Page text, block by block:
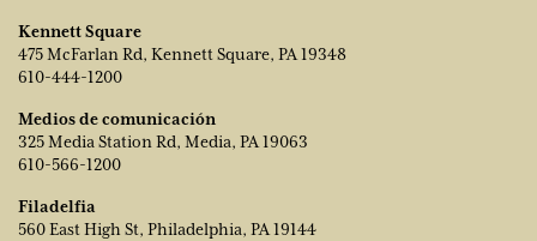
Kennett Square
475 McFarlan Rd, Kennett Square, PA 19348
610-444-1200
Medios de comunicación
325 Media Station Rd, Media, PA 19063
610-566-1200
Filadelfia
560 East High St, Philadelphia, PA 19144